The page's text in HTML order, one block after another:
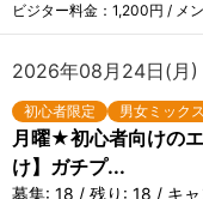
ビジター料金：1,200円 / メ
2026年08月24日(月
初心者限定 男女ミックス
月曜★初心者向けの
け】ガチプ...
募集: 18 / 残り: 18 / キ